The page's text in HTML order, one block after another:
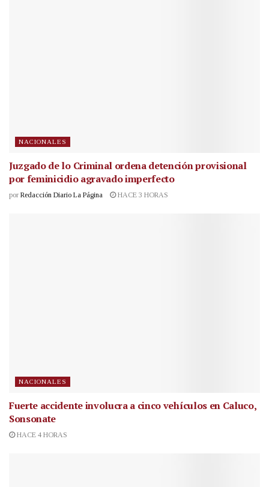
NACIONALES
Juzgado de lo Criminal ordena detención provisional
por feminicidio agravado imperfecto
por Redacción Diario La Página HACE 3 HORAS
NACIONALES
Fuerte accidente involucra a cinco vehículos en Caluco,
Sonsonate
HACE 4 HORAS